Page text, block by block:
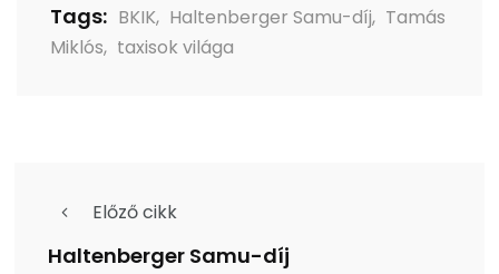
Tags: BKIK, Haltenberger Samu-díj, Tamás
Miklós, taxisok világa
Előző cikk
Haltenberger Samu-díj